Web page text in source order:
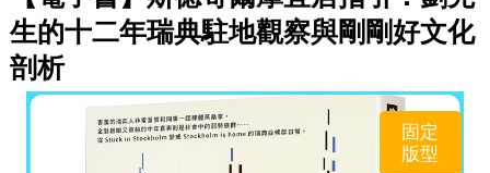
生的十二年瑞典駐地觀察與剛剛好文化
剖析
固定
版型